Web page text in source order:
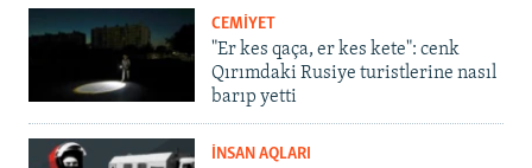
CEMİYET
"Er kes qaça, er kes kete": cenk
Qırımdaki Rusiye turistlerine nasıl
barıp yetti
İNSAN AQLARI